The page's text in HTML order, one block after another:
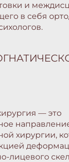
и
в себя
— это
хирургии,
лицевого